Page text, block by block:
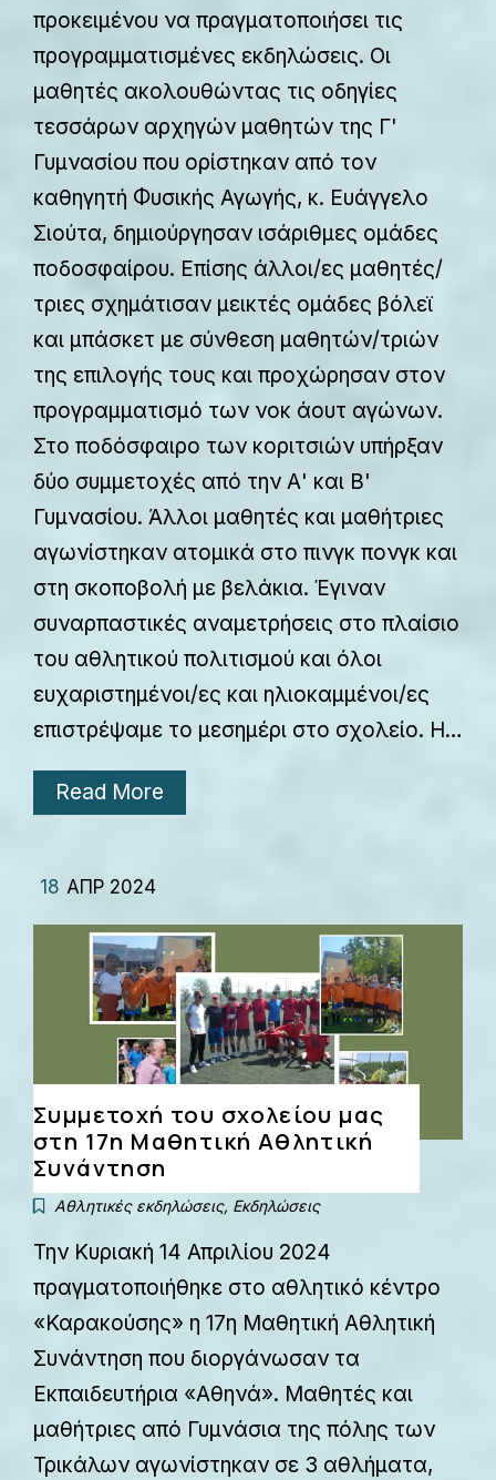
προκειμένου να πραγματοποιήσει τις
προγραμματισμένες εκδηλώσεις. Οι
μαθητές ακολουθώντας τις οδηγίες
τεσσάρων αρχηγών μαθητών της Γ'
Γυμνασίου που ορίστηκαν από τον
καθηγητή Φυσικής Αγωγής, κ. Ευάγγελο
Σιούτα, δημιούργησαν ισάριθμες ομάδες
ποδοσφαίρου. Επίσης άλλοι/ες μαθητές/
τριες σχημάτισαν μεικτές ομάδες βόλεϊ
και μπάσκετ με σύνθεση μαθητών/τριών
της επιλογής τους και προχώρησαν στον
προγραμματισμό των νοκ άουτ αγώνων.
Στο ποδόσφαιρο των κοριτσιών υπήρξαν
δύο συμμετοχές από την Α' και Β'
Γυμνασίου. Άλλοι μαθητές και μαθήτριες
αγωνίστηκαν ατομικά στο πινγκ πονγκ και
στη σκοποβολή με βελάκια. Έγιναν
συναρπαστικές αναμετρήσεις στο πλαίσιο
του αθλητικού πολιτισμού και όλοι
ευχαριστημένοι/ες και ηλιοκαμμένοι/ες
επιστρέψαμε το μεσημέρι στο σχολείο. Η…
Read More
18 ΑΠΡ 2024
Συμμετοχή του σχολείου μας
στη 17η Μαθητική Αθλητική
Συνάντηση
Αθλητικές εκδηλώσεις, Εκδηλώσεις
Την Κυριακή 14 Απριλίου 2024
πραγματοποιήθηκε στο αθλητικό κέντρο
«Καρακούσης» η 17η Μαθητική Αθλητική
Συνάντηση που διοργάνωσαν τα
Εκπαιδευτήρια «Αθηνά». Μαθητές και
μαθήτριες από Γυμνάσια της πόλης των
Τρικάλων αγωνίστηκαν σε 3 αθλήματα,